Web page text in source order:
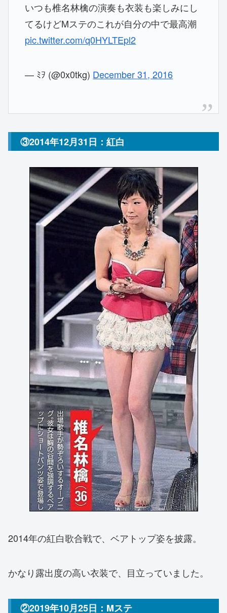
いつも椎名林檎の演奏も衣装も楽しみにし
てるけどMステのこれが自分の中で最高潮
pic.twitter.com/q0HYLTEpl2
— ﾐｦ (@0x0tkg) December 31, 2016
③2014年12月31日：紅白
2014年の紅白歌合戦で、ベアトップ姿を披露。
かなり露出度の高い衣装で、目立っていました。
②2019年10月25日：Mステ